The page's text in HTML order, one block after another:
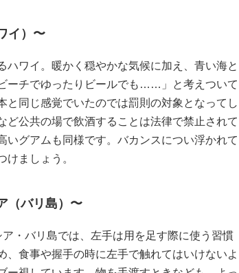
イ）〜
ハワイ。暖かく穏やかな気候に加え、青い海と
ーチでゆったりビールでも……」と考えついて
と同じ感覚でいたのでは罰則の対象となってし
ど公共の場で飲酒することは法律で禁止されて
グアムも同様です。バカンスについ浮かれて
けましょう。
（バリ島）〜
・バリ島では、左手は用を足す際に使う習慣
食事や握手の時に左手で触れてはいけないよ